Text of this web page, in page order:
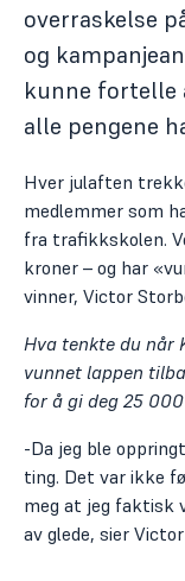
overraskelse
og
kunne fortelle
alle pengene
Hver julaften
medlemmer som
fra trafikkskolen.
kroner – og har
vinner, Victor
Hva tenkte du når
vunnet lappen
for å gi deg 25
-Da jeg ble
ting. Det var ikke
meg at jeg faktisk
av glede, sier